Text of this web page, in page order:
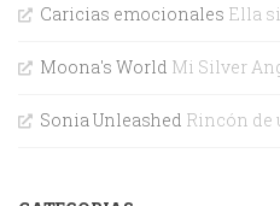
Caricias emocionales Ella
Moona's World Mi Silver
Sonia Unleashed Rincón de